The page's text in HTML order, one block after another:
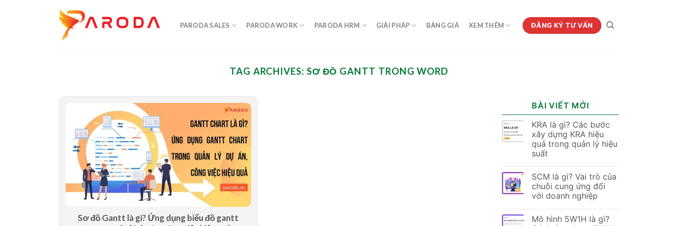
PARODA SALES PARODA WORK PARODA HRM GIẢI PHÁP BẢNG GIÁ XEM THÊM ĐĂNG KÝ TƯ VẤN
TAG ARCHIVES: SƠ ĐỒ GANTT TRONG WORD
Sơ đồ Gantt là gì? Ứng dụng biểu đồ gantt
BÀI VIẾT MỚI
KRA là gì? Các bước
xây dựng KRA hiệu
quả trong quản lý hiệu
suất
SCM là gì? Vai trò của
chuỗi cung ứng đối
với doanh nghiệp
Mô hình 5W1H là gì?